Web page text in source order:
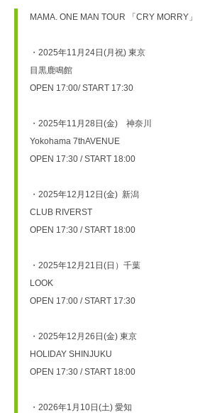
MAMA. ONE MAN TOUR 「CRY MORRY」
・2025年11月24日(月祝) 東京
目黒鹿鳴館
OPEN 17:00/ START 17:30
・2025年11月28日(金)　神奈川
Yokohama 7thAVENUE
OPEN 17:30 / START 18:00
・2025年12月12日(金)  新潟
CLUB RIVERST
OPEN 17:30 / START 18:00
・2025年12月21日(日）千葉
LOOK
OPEN 17:00 / START 17:30
・2025年12月26日(金) 東京
HOLIDAY SHINJUKU
OPEN 17:30 / START 18:00
・2026年1月10日(土) 愛知